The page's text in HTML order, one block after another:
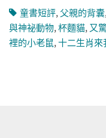
童書短評,父親的背囊
與神祕動物,杯麵貓,又
裡的小老鼠,十二生肖來